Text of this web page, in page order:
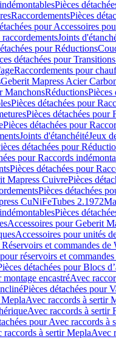
Pièces
RaccordementsPièces
pour Accessoires
Joints
pour Réductions
détachées pour
Raccordements pour
Geberit Mapress Acier
ManchonsRéductionsPièces
Pièces détachées pour
Pièces détachées pour
Pièces détachées pour
Joints d'étanchéitéJeux
détachées pour
pour Raccords
Pièces détachées pour
Mapress CuivrePièces
Pièces détachées
CuNiFeTubes 2.1972
Pièces
Accessoires pour Geberit
Accessoires pour unités
Réservoirs et commandes
réservoirs et
détachées pour Blocs
encastréAvec
Pièces détachées pour
Avec raccords à sertir
Avec raccords à sertir
pour Avec raccords à
raccords à sertir MeplaAvec